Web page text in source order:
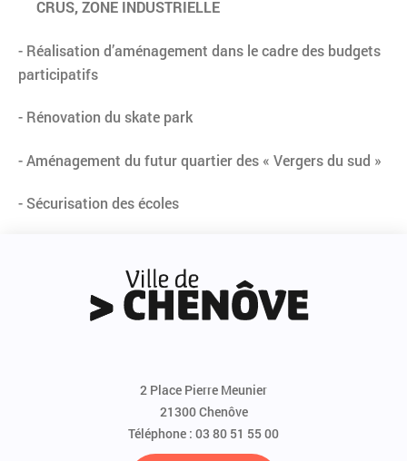
CRUS, ZONE INDUSTRIELLE
- Réalisation d’aménagement dans le cadre des budgets
participatifs
- Rénovation du skate park
- Aménagement du futur quartier des « Vergers du sud »
- Sécurisation des écoles
2 Place Pierre Meunier
21300 Chenôve
Téléphone : 03 80 51 55 00